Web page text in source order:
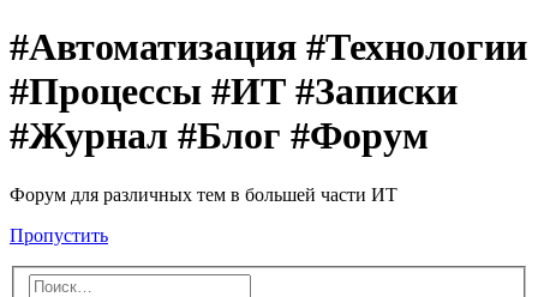
#Автоматизация #Технологии
#Процессы #ИТ #Записки
#Журнал #Блог #Форум
Форум для различных тем в большей части ИТ
Пропустить